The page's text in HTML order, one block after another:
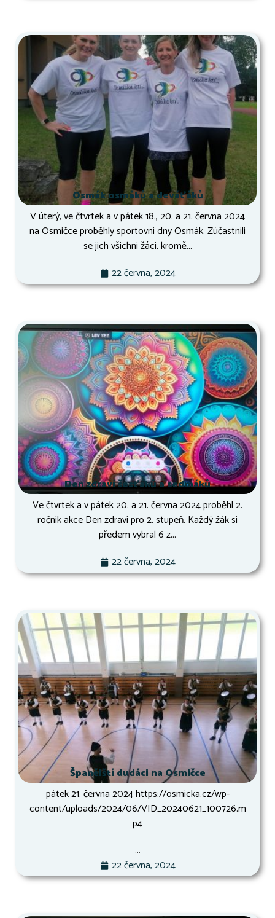
Osmák osmáků a deváťáků
V úterý, ve čtvrtek a v pátek 18., 20. a 21. června 2024
na Osmičce proběhly sportovní dny Osmák. Zúčastnili
se jich všichni žáci, kromě...
22 června, 2024
Den zdraví šesťáků a sedmáků
Ve čtvrtek a v pátek 20. a 21. června 2024 proběhl 2.
ročník akce Den zdraví pro 2. stupeň. Každý žák si
předem vybral 6 z...
22 června, 2024
Španělští dudáci na Osmičce
pátek 21. června 2024 https://osmicka.cz/wp-
content/uploads/2024/06/VID_20240621_100726.m
p4
...
22 června, 2024